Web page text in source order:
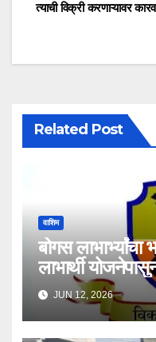
त्याची विक्री करणाऱ्यावर
Related Post
वाशिम
बोगस लाभार्भ्यांचा
लाभार्थी
JUN 12, 2026